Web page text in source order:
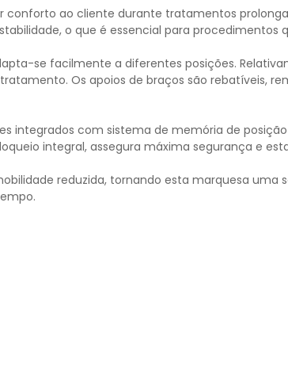
ao cliente durante tratamentos
o que é essencial para procedimentos
se facilmente a diferentes posições.
Os apoios de braços são rebatíveis,
integrados com sistema de memória de
integral, assegura máxima segurança e
reduzida, tornando esta marquesa uma